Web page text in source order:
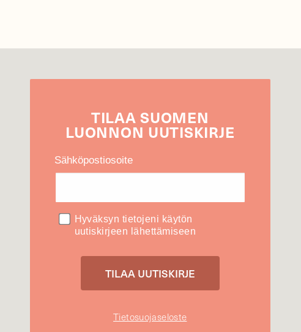
TILAASUOMEN
LUONNON UUTIS­KIRJE
Sähköpostiosoite
Hyväksyn tietojeni käytön
uutiskirjeen lähettämiseen
Tietosuojaseloste